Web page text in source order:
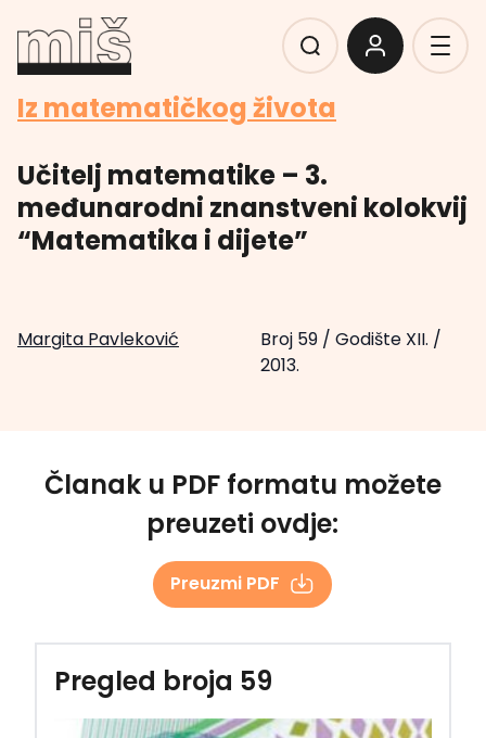
Iz matematičkog života
Učitelj matematike – 3.
međunarodni znanstveni kolokvij
“Matematika i dijete”
Margita Pavleković Broj 59/ Godište XII. /
2013.
Članak u PDF formatu možete
preuzeti ovdje:
Preuzmi PDF
Pregled broja 59